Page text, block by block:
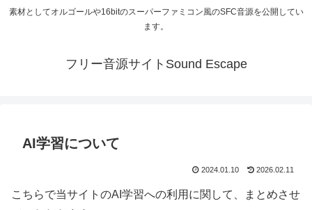
素材としてオルゴールや16bitのスーパーファミコン風のSFC音源を公開してい
ます。
フリー音源サイトSound Escape
AI学習について
2024.01.10 2026.02.11
こちらで当サイトのAI学習への利用に関して、まとめさせ